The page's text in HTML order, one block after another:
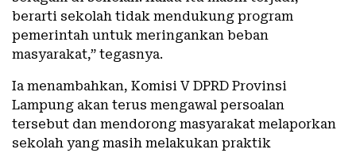
berarti sekolah tidak mendukung program
pemerintah untuk meringankan beban
masyarakat,” tegasnya.
Ia menambahkan, Komisi V DPRD Provinsi
Lampung akan terus mengawal persoalan
tersebut dan mendorong masyarakat melaporkan
sekolah yang masih melakukan praktik